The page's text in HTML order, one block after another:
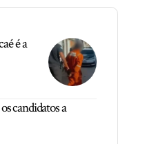
é a
candidatos a